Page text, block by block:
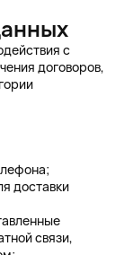
с
договоров,
доставки
связи,